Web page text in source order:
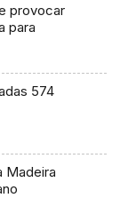
provocar
para
574
Madeira